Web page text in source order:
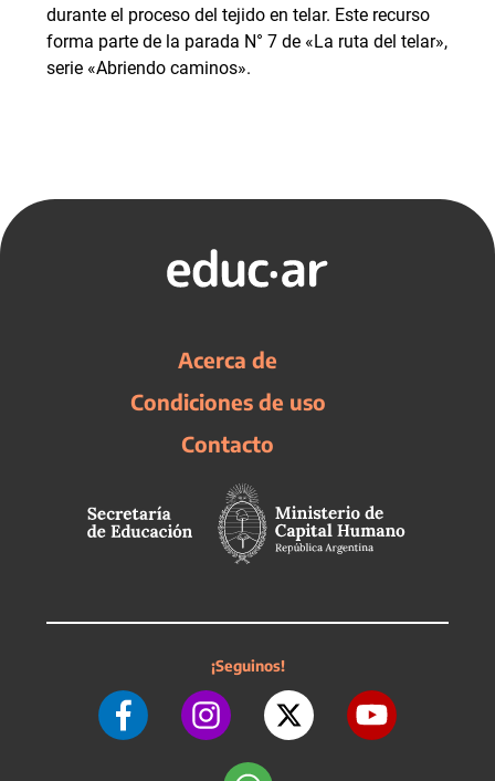
durante el proceso del tejido en telar. Este recurso
forma parte de la parada N° 7 de «La ruta del telar»,
serie «Abriendo caminos».
Acerca de
Condiciones de uso
Contacto
¡Seguinos!